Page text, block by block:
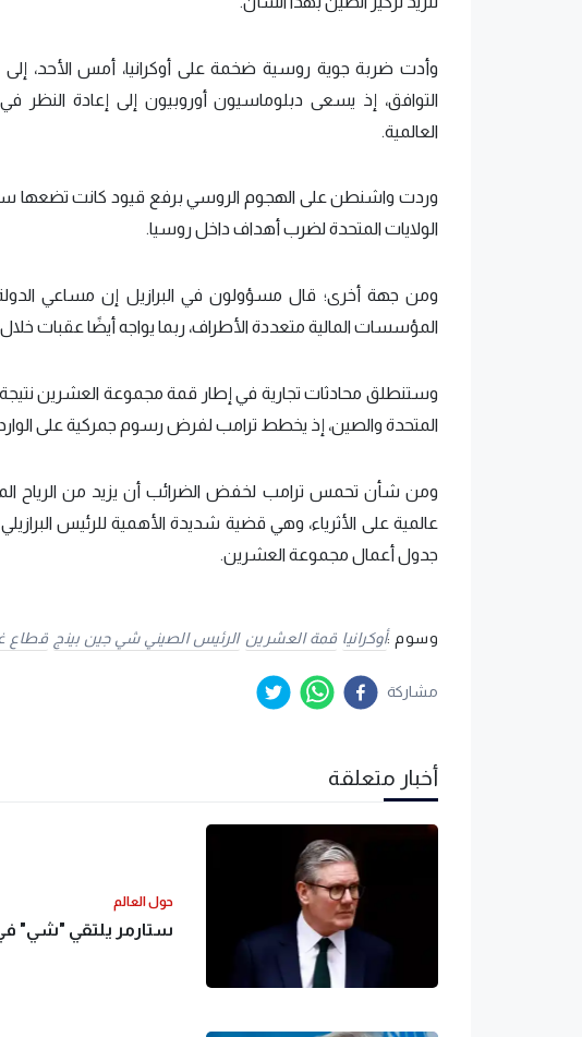
وأدت ضربة جوية روسية ضخمة على أوكرانيا، أمس الأحد،
التوافق، إذ يسعى دبلوماسيون أوروبيون إلى إعادة النظر
العالمية.
وردت واشنطن على الهجوم الروسي برفع قيود كانت تضعها
الولايات المتحدة لضرب أهداف داخل روسيا.
ومن جهة أخرى؛ قال مسؤولون في البرازيل إن مساعي
المؤسسات المالية متعددة الأطراف، ربما يواجه أيضًا عقبات خلال
وستنطلق محادثات تجارية في إطار قمة مجموعة العشرين نتيجة
المتحدة والصين، إذ يخطط ترامب لفرض رسوم جمركية على
ومن شأن تحمس ترامب لخفض الضرائب أن يزيد من الرياح
عالمية على الأثرياء، وهي قضية شديدة الأهمية للرئيس
جدول أعمال مجموعة العشرين.
وسوم :أوكرانيا قمة العشرين الرئيس الصيني شي جين بينج قطاع
مشاركة
أخبار متعلقة
حول العالم
ستارمر يلتقي "شي"